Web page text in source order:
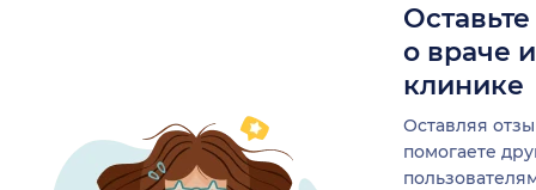
о враче
клинике
Оставляя
помогаете